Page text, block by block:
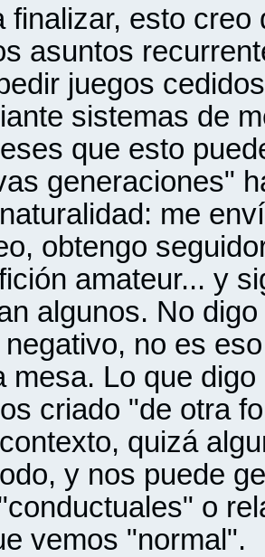
finalizar, esto
asuntos
juegos
sistemas de
que esto
generaciones"
me
obtengo
amateur... y
algunos. No
negativo, no es
mesa. Lo que
criado "de otra
quizá
y nos puede
o
vemos "normal".